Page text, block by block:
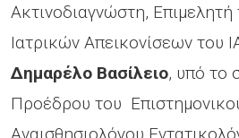
Ακτινοδιαγνώστη,
Ιατρικών Απεικονίσεων του
Δημαρέλο Βασίλειο, υπό το
Προέδρου του
Αναισθησιολόγου